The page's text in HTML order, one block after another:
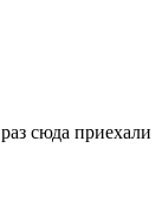
сюда приехали